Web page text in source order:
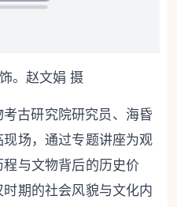
。赵文娟 摄
古研究院研究员、海昏
场，通过专题讲座为观
与文物背后的历史价
期的社会风貌与文化内